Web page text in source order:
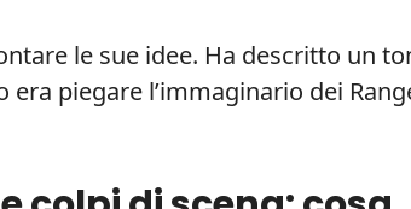
le sue idee. Ha descritto un
piegare l’immaginario dei